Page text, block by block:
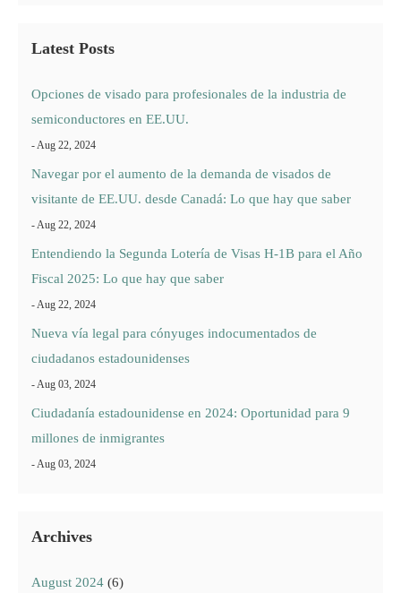
Latest Posts
Opciones de visado para profesionales de la industria de
semiconductores en EE.UU.
- Aug 22, 2024
Navegar por el aumento de la demanda de visados de
visitante de EE.UU. desde Canadá: Lo que hay que saber
- Aug 22, 2024
Entendiendo la Segunda Lotería de Visas H-1B para el Año
Fiscal 2025: Lo que hay que saber
- Aug 22, 2024
Nueva vía legal para cónyuges indocumentados de
ciudadanos estadounidenses
- Aug 03, 2024
Ciudadanía estadounidense en 2024: Oportunidad para 9
millones de inmigrantes
- Aug 03, 2024
Archives
August 2024 (6)